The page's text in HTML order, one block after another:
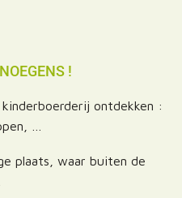
!
ontdekken :
…
plaats, waar buiten de